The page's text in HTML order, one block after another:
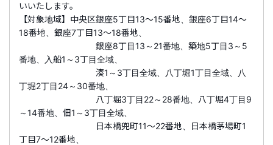
いいたします。
【対象地域】中央区銀座5丁目13～15番地、銀座6丁目14～
18番地、銀座7丁目13～18番地、
銀座8丁目13～21番地、築地5丁目3～5
番地、入船1～3丁目全域、
湊1～3丁目全域、八丁堀1丁目全域、八
丁堀2丁目24～30番地、
八丁堀3丁目22～28番地、八丁堀4丁目9
～14番地、佃1～3丁目全域、
日本橋兜町11～22番地、日本橋茅場町1
丁目7～12番地、